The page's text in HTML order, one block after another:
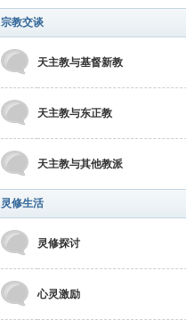
宗教交谈
天主教与基督新教
天主教与东正教
天主教与其他教派
灵修生活
灵修探讨
心灵激励